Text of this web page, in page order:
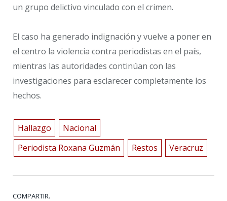
un grupo delictivo vinculado con el crimen.
El caso ha generado indignación y vuelve a poner en
el centro la violencia contra periodistas en el país,
mientras las autoridades continúan con las
investigaciones para esclarecer completamente los
hechos.
Hallazgo
Nacional
Periodista Roxana Guzmán
Restos Veracruz
COMPARTIR.